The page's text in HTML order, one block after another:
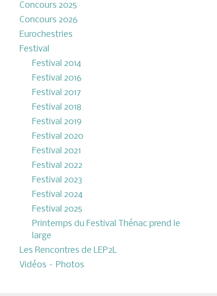
Concours 2025
Concours 2026
Eurochestries
Festival
Festival 2014
Festival 2016
Festival 2017
Festival 2018
Festival 2019
Festival 2020
Festival 2021
Festival 2022
Festival 2023
Festival 2024
Festival 2025
Printemps du Festival Thénac prend le
large
Les Rencontres de LEP2L
Vidéos – Photos